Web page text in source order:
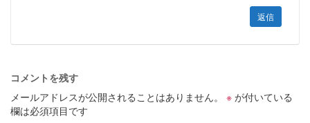
返信
コメントを残す
メールアドレスが公開されることはありません。
※ が付いている
欄は必須項目です